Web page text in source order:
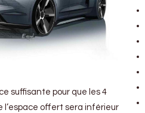
suffisante pour que les 4
l’espace offert sera inférieur